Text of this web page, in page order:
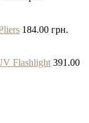
184.00 грн.
Flashlight 391.00